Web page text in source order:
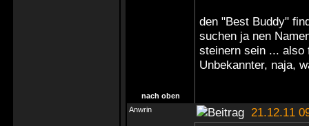
den "Best Buddy"
suchen ja nen
steinern sein ... also
Unbekannter, naja,
nach oben
Anwrin
21.12.11